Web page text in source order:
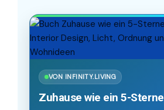
VON INFINITY.LIVING
Zuhause wie ein 5-